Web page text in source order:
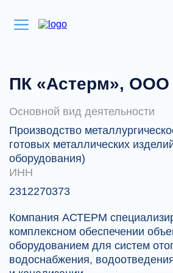
ПК «Астерм», ООО
Основной вид деятельности
Производство
готовых металлических
оборудования)
ИНН
2312270373
Компания АСТЕРМ
комплексном обеспечении
оборудованием для систем
водоснабжения,